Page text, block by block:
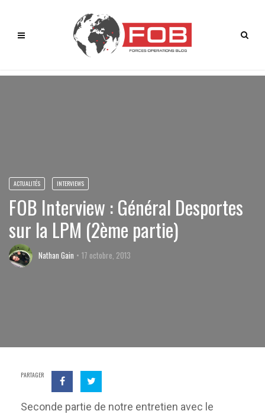
ACTUALITÉS INTERVIEWS
FOB Interview : Général Desportes
sur la LPM (2ème partie)
Nathan Gain 17 octobre, 2013
PARTAGER
Seconde partie de notre entretien avec le